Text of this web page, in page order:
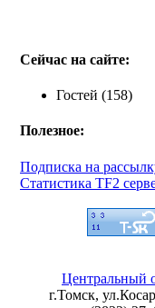
Сейчас на сайте:
Гостей (158)
Полезное:
Подписка на
Статистика TF2
Центральный
г.Томск,